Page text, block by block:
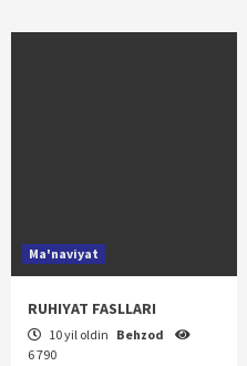
Ma'naviyat
RUHIYAT FASLLARI
10 yil oldin Behzod
6 790